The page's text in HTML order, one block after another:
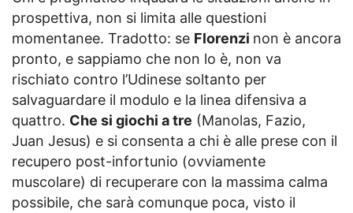
prospettiva, non si limita alle questioni
momentanee. Tradotto: se Florenzi non è ancora
pronto, e sappiamo che non lo è, non va
rischiato contro l’Udinese soltanto per
salvaguardare il modulo e la linea difensiva a
quattro. Che si giochi a tre (Manolas, Fazio,
Juan Jesus) e si consenta a chi è alle prese con il
recupero post-infortunio (ovviamente
muscolare) di recuperare con la massima calma
possibile, che sarà comunque poca, visto il